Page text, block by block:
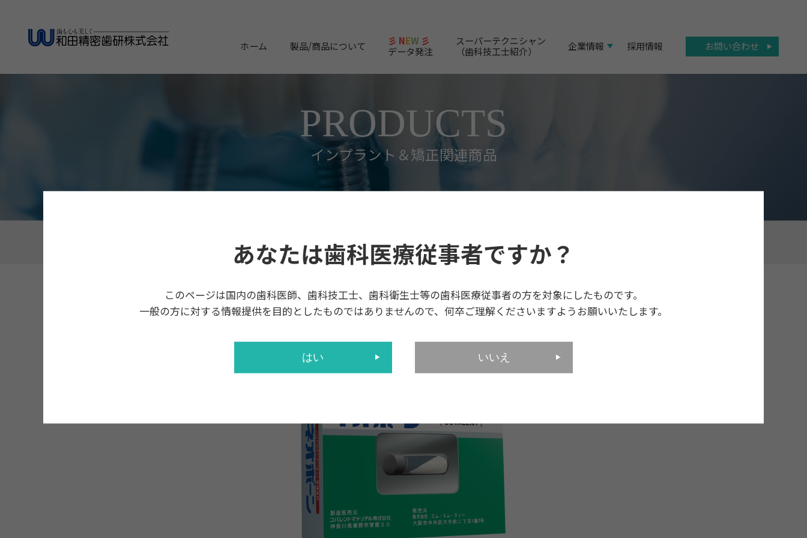
ホーム 製品/商品について 彡 NEW 彡
データ発注
スーパーテクニシャン
（歯科技工士紹介）
企業情報 採用情報 お問い合わせ
あなたは歯科医療従事者ですか？
このページは国内の歯科医師、歯科技工士、歯科衛生士等の歯科医療従事者の方を対象にしたものです。
一般の方に対する情報提供を目的としたものではありませんので、何卒ご理解くださいますようお願いいたします。
はい いいえ
PRODUCTS
インプラント＆矯正関連商品
インプラント＆矯正関連商品 骨補填材 ネオボーン